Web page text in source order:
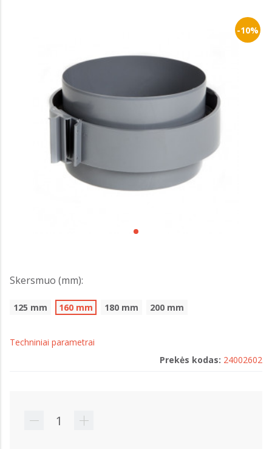
-10%
Skersmuo (mm):
125 mm 160 mm 180 mm 200 mm
Techniniai parametrai
Prekės kodas: 24002602